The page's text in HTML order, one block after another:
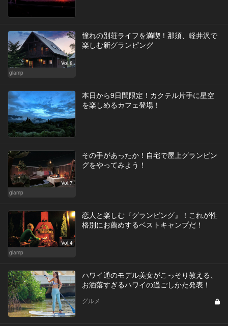
Vol.8
glamp
憧れの別荘ライフを満喫！那須、軽井沢で
楽しむ新グランピング
本日から9日間限定！カクテル片手に星空
を楽しめるカフェ登場！
Vol.7
glamp
その手があったか！自宅で屋上グランピン
グをやってみよう！
Vol.4
glamp
恋人と楽しむ『グランピング』！これが性
格別にお薦めするベストキャンプだ！
ハワイ通のモデル美女がこっそり教える、
お洒落すぎるハワイの過ごしかた発表！
グルメ